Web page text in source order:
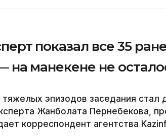
показал все 35
на манекене не
эпизодов заседания стал
Жанболата Пернебекова,
корреспондент агентства